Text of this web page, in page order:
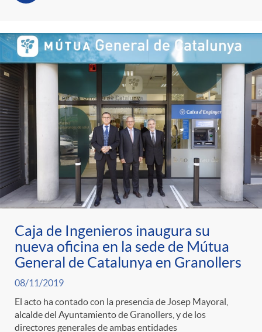
a
d
e
p
r
e
n
s
a
t
e
g
o
r
í
a
A
n
c
l
a
F
i
l
r
d
e
c
o
n
t
e
Caja de Ingenieros inaugura su
nueva oficina en la sede de Mútua
General de Catalunya en Granollers
08/11/2019
El acto ha contado con la presencia de Josep Mayoral,
alcalde del Ayuntamiento de Granollers, y de los
directores generales de ambas entidades